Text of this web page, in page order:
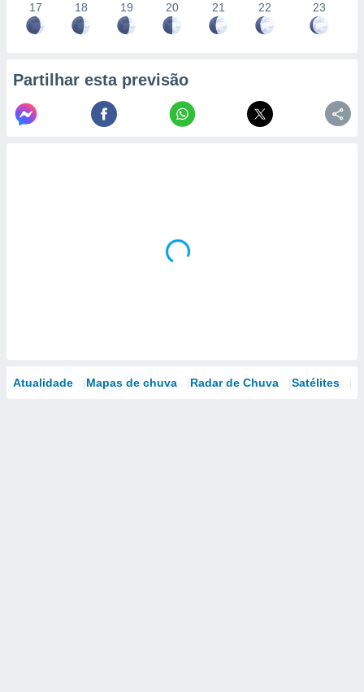
17 18 19 20 21 22 23
Partilhar esta previsão
Atualidade Mapas de chuva Radar de Chuva Satélites